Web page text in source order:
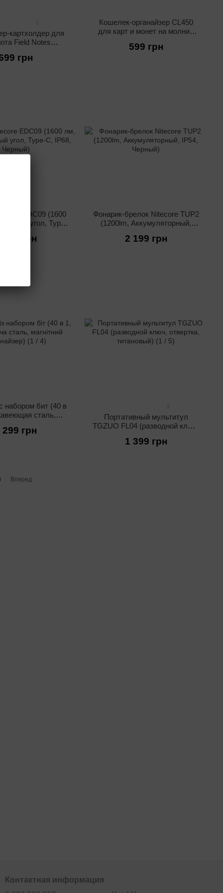
картхолдер для
Field Notes
грн
Кошелек-органайзер CL450
для карт и монет на молнии
599 грн
EDC09 (1600
угол, Type-
399 грн
Фонарик-брелок Nitecore TUP2
(1200lm, Аккумуляторный,
2 199 грн
набором бит (40 в
сталь,
299 грн
Портативный мультитул
TGZUO FL04 (разводной ключ,
1 399 грн
Вперед
Контактная информация